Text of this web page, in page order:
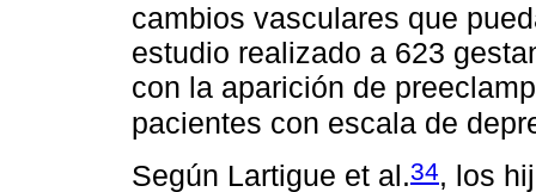
cambios vasculares que
estudio realizado a 623
con la aparición de
pacientes con escala de
Según Lartigue et al.34, los